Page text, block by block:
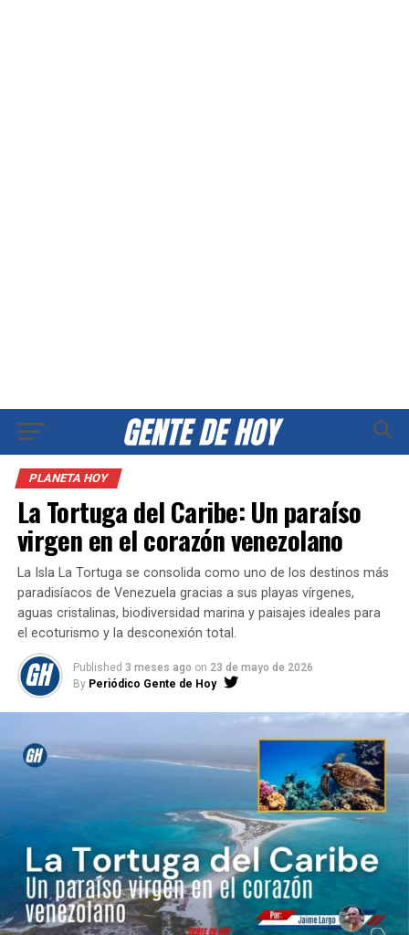
PLANETA HOY
La Tortuga del Caribe: Un paraíso
virgen en el corazón venezolano
La Isla La Tortuga se consolida como uno de los destinos más
paradisíacos de Venezuela gracias a sus playas vírgenes,
aguas cristalinas, biodiversidad marina y paisajes ideales para
el ecoturismo y la desconexión total.
Published 3 meses ago on 23 de mayo de 2026
By Periódico Gente de Hoy